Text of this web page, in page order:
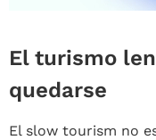
El turismo
quedarse
El slow tourism no